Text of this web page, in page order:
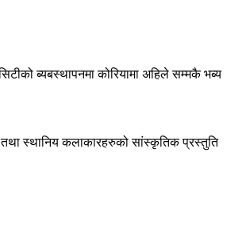
ब्यबस्थापनमा कोरियामा अहिले सम्मकै भब्य
तथा स्थानिय कलाकारहरुको सांस्कृतिक प्रस्तुति